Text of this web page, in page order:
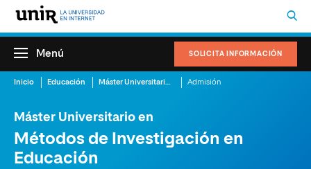
SOLICITA INFORMACIÓN
Menú
Inicio Educación Máster Universitario en Métodos de Investigación en Educación Admisión
Máster Universitario en
Métodos de Investigación en
Educación